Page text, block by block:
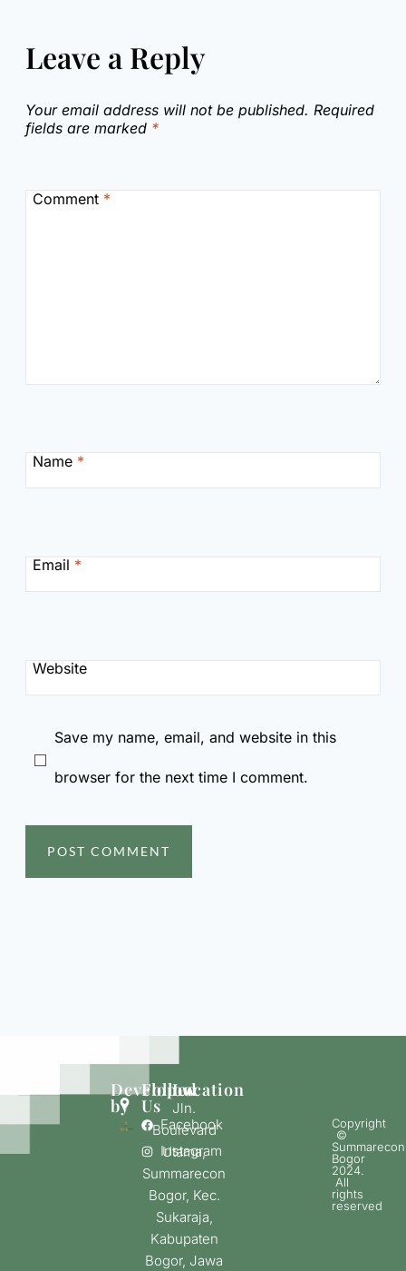
Leave a Reply
Your email address will not be published. Required
fields are marked *
Comment *
Name *
Email *
Website
Save my name, email, and website in this
browser for the next time I comment.
Developed
by
Follow
Us
Facebook
Instagram
Location
Jln.
Boulevard
Utama,
Summarecon
Bogor, Kec.
Sukaraja,
Kabupaten
Bogor, Jawa
Copyright
©
Summarecon
Bogor
2024.
All
rights
reserved